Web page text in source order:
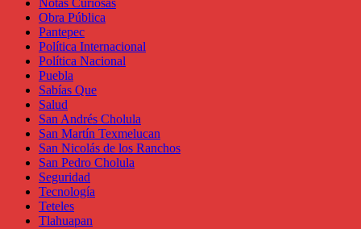
Notas Curiosas
Obra Pública
Pantepec
Política Internacional
Política Nacional
Puebla
Sabías Que
Salud
San Andrés Cholula
San Martín Texmelucan
San Nicolás de los Ranchos
San Pedro Cholula
Seguridad
Tecnología
Teteles
Tlahuapan